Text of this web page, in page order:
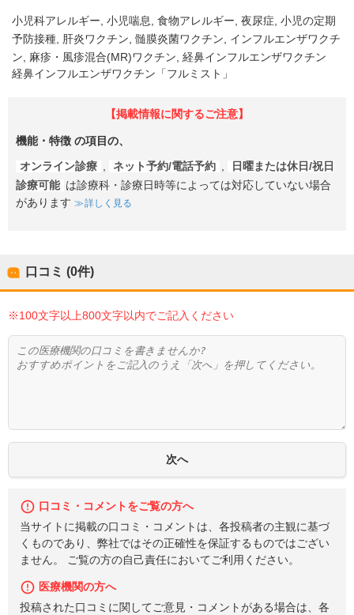
小児科アレルギー 小児喘息 食物アレルギー 夜尿症 小児の定期
予防接種
肝炎ワクチン 髄膜炎菌ワクチン
インフルエンザワクチ
ン
麻疹・風疹混合(MR)ワクチン 経鼻インフルエンザワクチン
経鼻インフルエンザワクチン「フルミスト」
【掲載情報に関するご注意】
機能・特徴 の項目の、
オンライン診療 ネット予約/電話予約
日曜または休日/祝日
診療可能 は診療科・診療日時等によっては対応していない場合
があります
詳しく見る
口コミ (0件)
※100文字以上800文字以内でご記入ください
口コミ・コメントをご覧の方へ
当サイトに掲載の口コミ・コメントは、各投稿者の主観に基づ
くものであり、弊社ではその正確性を保証するものではござい
ません。 ご覧の方の自己責任においてご利用ください。
医療機関の方へ
投稿された口コミに関してご意見・コメントがある場合は、各